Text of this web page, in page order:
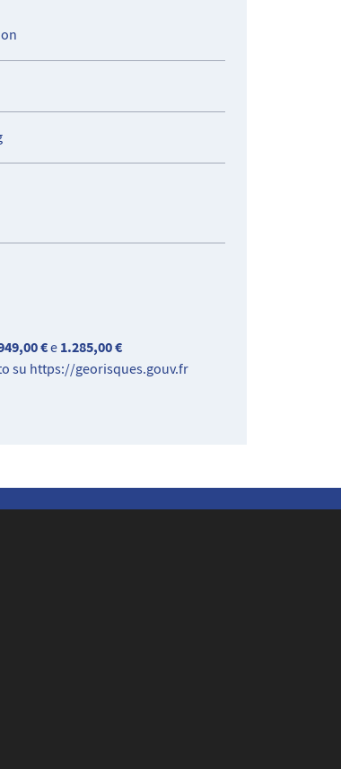
€e 1.285,00 €
su https://georisques.gouv.fr